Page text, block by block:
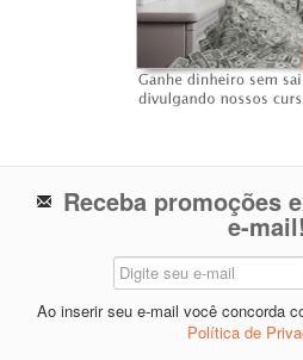
Receba promoções
e-mail!
Ao inserir seu e-mail você concorda
Política de